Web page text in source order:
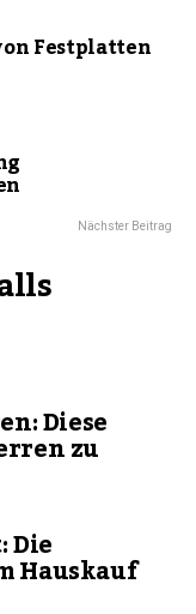
Festplatten
Nächster Beitrag
Diese
zu
Die
Hauskauf